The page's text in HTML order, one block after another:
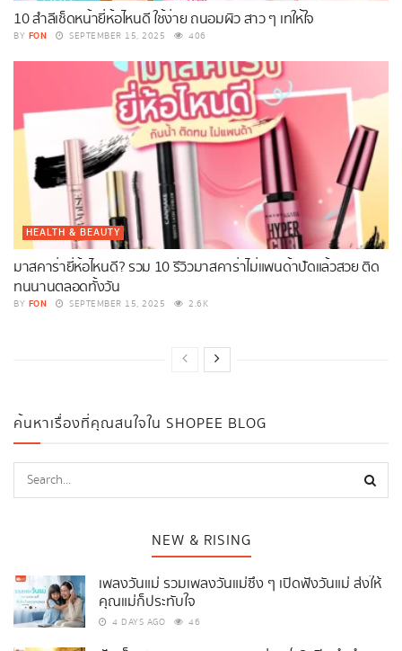
10 สำลีเช็ดหน้ายี่ห้อไหนดี ใช้ง่าย ถนอมผิว สาว ๆ เทให้ใจ
BY FON SEPTEMBER 15, 2025 406
HEALTH & BEAUTY
มาสคาร่ายี่ห้อไหนดี? รวม 10 รีวิวมาสคาร่าไม่แพนด้าปัดแล้วสวย ติด
ทนนานตลอดทั้งวัน
BY FON SEPTEMBER 15, 2025 2.6K
ค้นหาเรื่องที่คุณสนใจใน SHOPEE BLOG
NEW & RISING
เพลงวันแม่ รวมเพลงวันแม่ซึ้ง ๆ เปิดฟังวันแม่ ส่งให้
คุณแม่ก็ประทับใจ
4 DAYS AGO 46